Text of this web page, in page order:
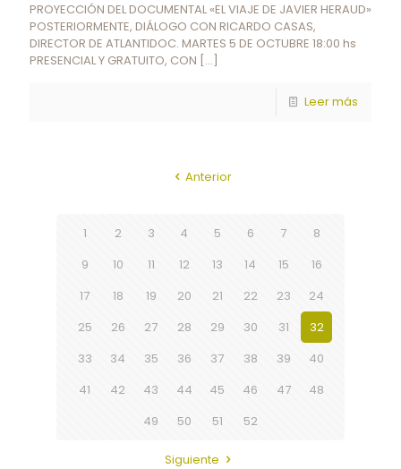
PROYECCIÓN DEL DOCUMENTAL «EL VIAJE DE JAVIER HERAUD»
POSTERIORMENTE, DIÁLOGO CON RICARDO CASAS,
DIRECTOR DE ATLANTIDOC. MARTES 5 DE OCTUBRE 18:00 hs
PRESENCIAL Y GRATUITO, CON […]
Leer más
Anterior
1 2 3 4 5 6 7
8
9
10 11 12 13 14 15
16
17
18 19 20 21 22 23
24
25
26 27 28 29 30 31
32
33
34 35 36 37 38 39
40
41
42 43 44 45 46 47
48
49
50 51 52
Siguiente